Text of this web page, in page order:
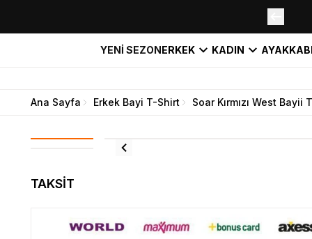
YENİ SEZONERKEK KADIN AYAKKABI
Ana Sayfa Erkek Bayi T-Shirt Soar Kırmızı West Bayii
TAKSİT